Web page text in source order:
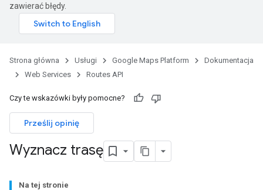
zawierać błędy.
Strona główna Usługi Google Maps Platform
Dokumentacja
Web Services
Routes API
Czy te wskazówki były pomocne?
Prześlij opinię
Wyznacz trasę
Na tej stronie